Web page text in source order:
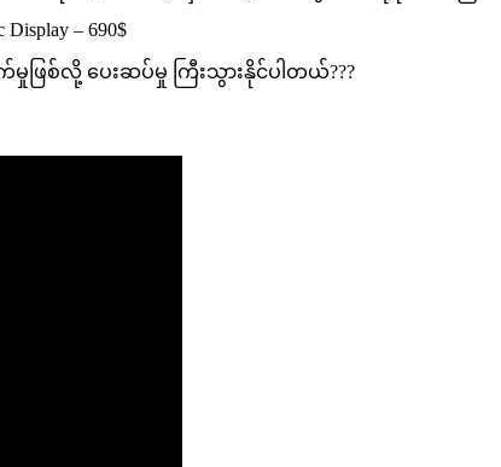
– 690$
ဖြစ်လို့ ပေးဆပ်မှု ကြီးသွားနိုင်ပါတယ်???